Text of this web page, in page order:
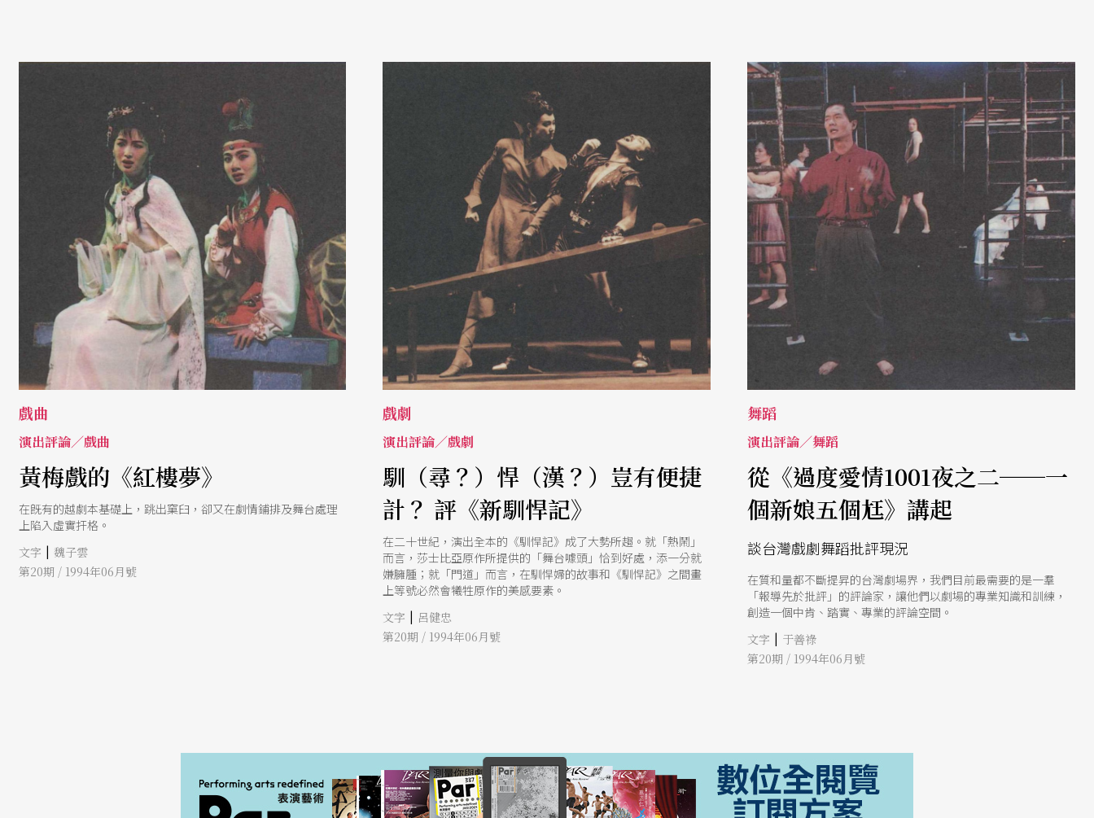
戲曲
演出評論／戲曲
黃梅戲的《紅樓夢》
在旣有的越劇本基礎上，跳出窠臼，卻又在劇情鋪排及舞台處理
上陷入虛實扞格。
文字 | 魏子雲
第20期 / 1994年06月號
戲劇
演出評論／戲劇
馴（尋？）悍（漢？）豈有便捷
計？ 評《新馴悍記》
在二十世紀，演出全本的《馴悍記》成了大勢所趨。就「熱鬧」
而言，莎士比亞原作所提供的「舞台噱頭」恰到好處，添一分就
嫌臃腫；就「門道」而言，在馴悍婦的故事和《馴悍記》之間畫
上等號必然會犧牲原作的美感要素。
文字 | 呂健忠
第20期 / 1994年06月號
舞蹈
演出評論／舞蹈
從《過度愛情1001夜之二──一
個新娘五個尪》講起
談台灣戲劇舞蹈批評現況
在質和量都不斷提昇的台灣劇場界，我們目前最需要的是一羣
「報導先於批評」的評論家，讓他們以劇場的專業知識和訓練，
創造一個中肯、踏實、專業的評論空間。
文字 | 于善祿
第20期 / 1994年06月號